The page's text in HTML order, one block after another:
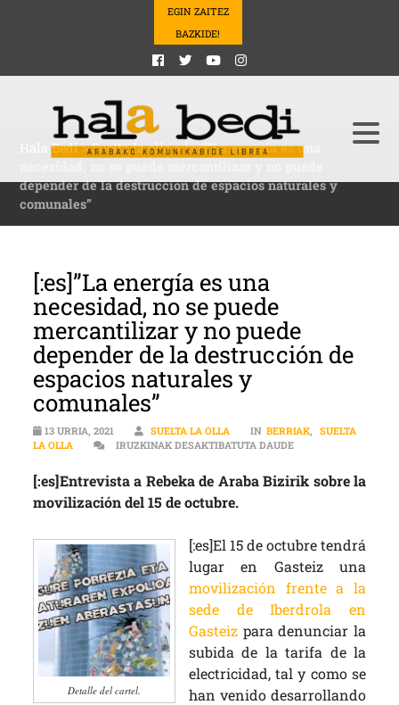
EGIN ZAITEZ
BAZKIDE!
Hala Bedi>Suelta la olla>[:es]”La energía es una
depender de la destrucción de espacios naturales y
comunales”
[:es]”La energía es una
necesidad, no se puede
mercantilizar y no puede
depender de la destrucción de
espacios naturales y
comunales”
13 URRIA, 2021 SUELTA LA OLLA IN BERRIAK, SUELTA
LA OLLA
IRUZKINAK DESAKTIBATUTA DAUDE[:ES]”LA ENERGÍA ES
[:es]Entrevista a Rebeka de Araba Bizirik sobre la
movilización del 15 de octubre.
Detalle del cartel.
[:es]El 15 de octubre tendrá
lugar en Gasteiz una
movilización frente a la
sede de Iberdrola en
Gasteizpara denunciar la
subida de la tarifa de la
electricidad, tal y como se
han venido desarrollando